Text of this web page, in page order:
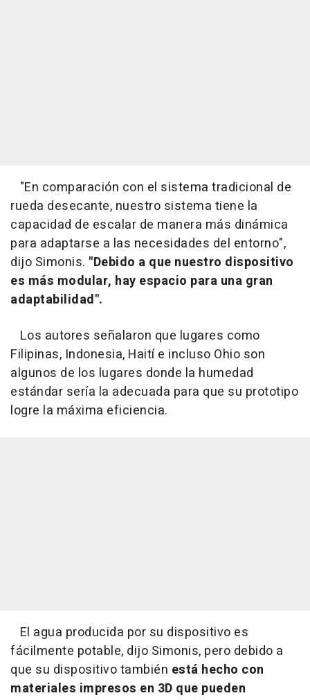
"En comparación con el sistema tradicional de
rueda desecante, nuestro sistema tiene la
capacidad de escalar de manera más dinámica
para adaptarse a las necesidades del entorno",
dijo Simonis. "Debido a que nuestro dispositivo
es más modular, hay espacio para una gran
adaptabilidad".
Los autores señalaron que lugares como
Filipinas, Indonesia, Haití e incluso Ohio son
algunos de los lugares donde la humedad
estándar sería la adecuada para que su prototipo
logre la máxima eficiencia.
El agua producida por su dispositivo es
fácilmente potable, dijo Simonis, pero debido a
que su dispositivo también está hecho con
materiales impresos en 3D que pueden